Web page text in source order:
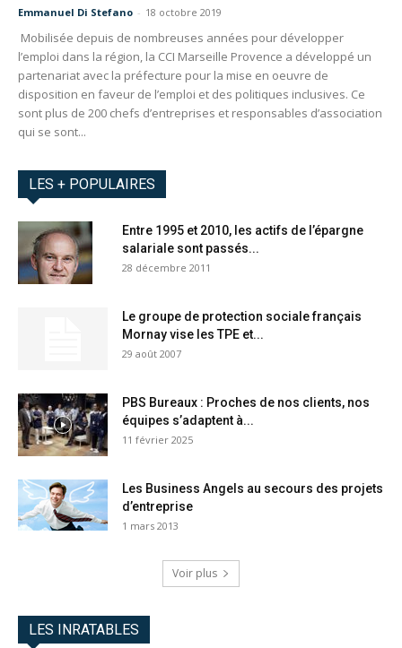
Emmanuel Di Stefano - 18 octobre 2019
Mobilisée depuis de nombreuses années pour développer
l’emploi dans la région, la CCI Marseille Provence a développé un
partenariat avec la préfecture pour la mise en oeuvre de
disposition en faveur de l’emploi et des politiques inclusives. Ce
sont plus de 200 chefs d’entreprises et responsables d’association
qui se sont...
LES + POPULAIRES
Entre 1995 et 2010, les actifs de l’épargne
salariale sont passés...
28 décembre 2011
Le groupe de protection sociale français
Mornay vise les TPE et...
29 août 2007
PBS Bureaux : Proches de nos clients, nos
équipes s’adaptent à...
11 février 2025
Les Business Angels au secours des projets
d’entreprise
1 mars 2013
Voir plus
LES INRATABLES